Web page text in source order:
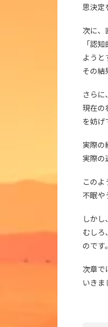
思決定
次に、
「認
ようと
その結
さらに
現在の
を妨げ
実際の
実際の
このよ
不眠や
しかし
むし
のです。
次章で
いきま